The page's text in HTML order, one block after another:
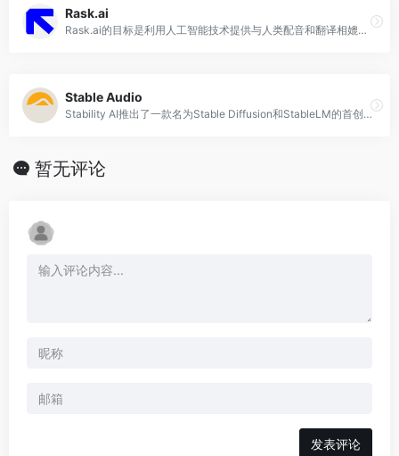
Rask.ai
Rask.ai的目标是利用人工智能技术提供与人类配音和翻译相媲美的体验，让用户不再需要依赖昂贵的翻译人员。该平台为用户提供语音配音、字幕和翻译服务。
Stable Audio
Stability AI推出了一款名为Stable Diffusion和StableLM的首创AI工具，它们是Stability AI推出了一款名为Stable Diffusion和StableLM的首创AI工具，它们是开源的AI工具和模型中的佼佼者。这些工具利用生成式AI技术来创作高品质的音乐和音效。
暂无评论
发表评论